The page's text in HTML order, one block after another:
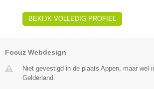
BEKIJK VOLLEDIG PROFIEL
Focuz Webdesign
Niet gevestigd in de plaats Appen, maar wel
Gelderland.